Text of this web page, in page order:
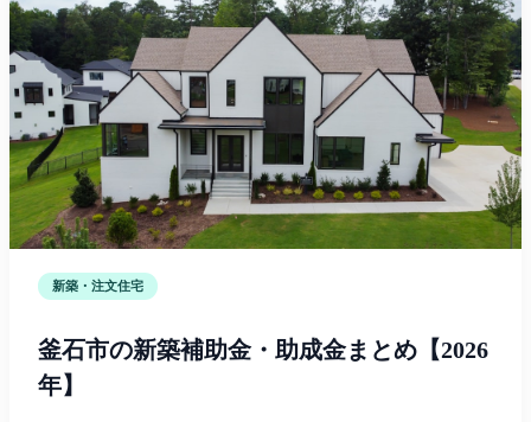
新築・注文住宅
釜石市の新築補助金・助成金まとめ【2026
年】